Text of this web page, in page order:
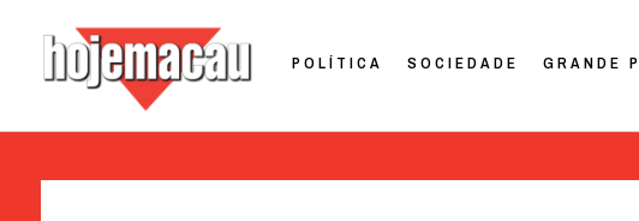
POLÍTICA SOCIEDADE GRANDE